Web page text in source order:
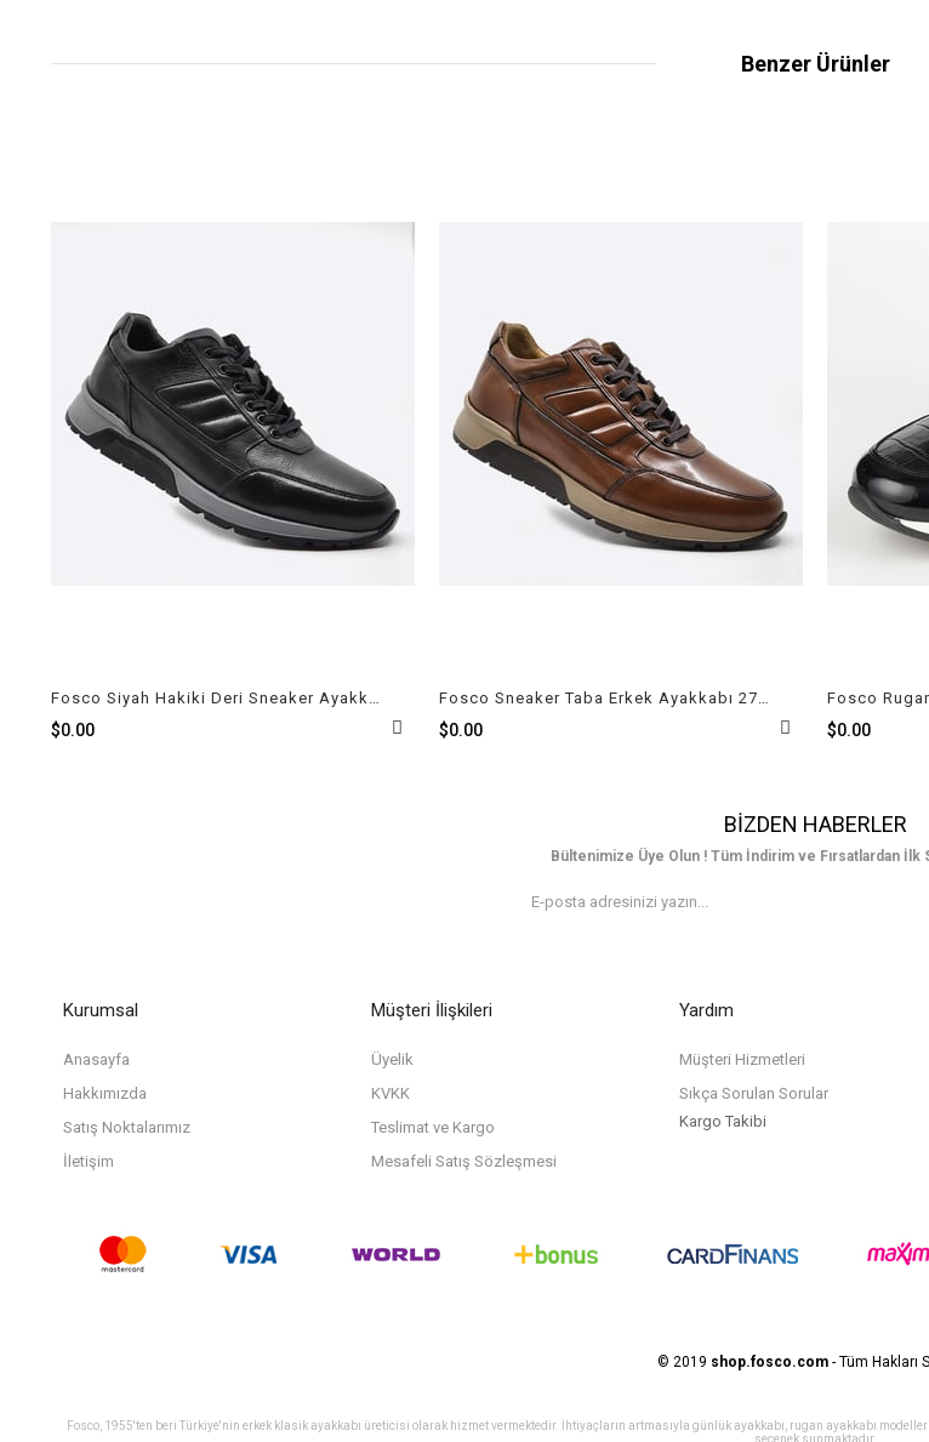
Benzer Ürünler
Fosco Siyah Hakiki Deri Sneaker Ayakkabı 2720 306
$0.00
Fosco Sneaker Taba Erkek Ayakkabı 2720 686
$0.00 $0.00
BIZDEN HABERLER
Bültenimize Üye Olun ! Tüm İndirim ve Fırsatlardan İlk
Kurumsal
Anasayfa
Hakkımızda
Satış Noktalarımız
İletişim
Müşteri İlişkileri
Üyelik
KVKK
Teslimat ve Kargo
Mesafeli Satış Sözleşmesi
Yardım
Müşteri Hizmetleri
Sıkça Sorulan Sorular
Kargo Takibi
© 2019 shop.fosco.com - Tüm Hakları
Fosco, 1955'ten beri Türkiye'nin erkek klasik ayakkabı üreticisi olarak hizmet vermektedir. İhtiyaçların artmasıyla günlük ayakkabı, rugan ayakkabı
seçenek sunmaktadır.